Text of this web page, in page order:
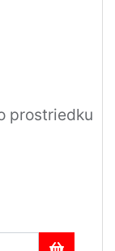
prostriedku